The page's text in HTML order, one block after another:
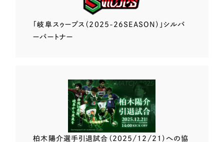
「岐阜スゥープス （2025-26SEASON）」 シルバ
ーパートナー
柏木陽介選手引退試合（2025/12/21）への協